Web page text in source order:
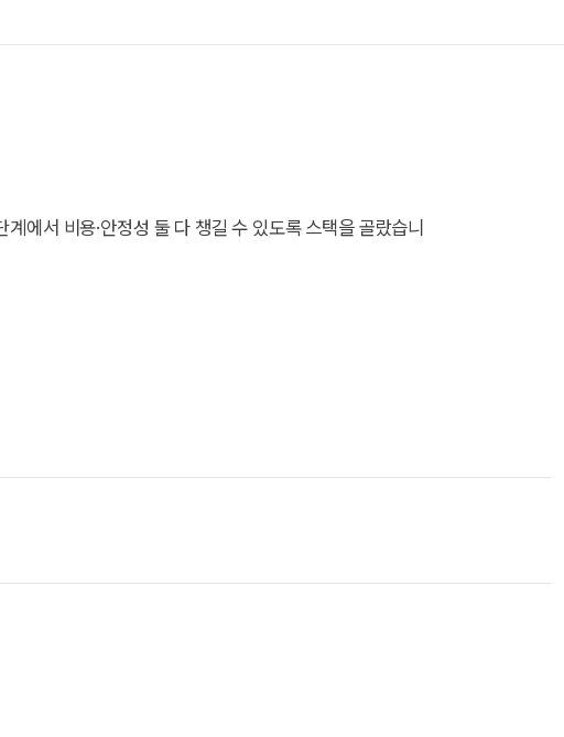
에서 비용·안정성 둘 다 챙길 수 있도록 스택을 골랐습니